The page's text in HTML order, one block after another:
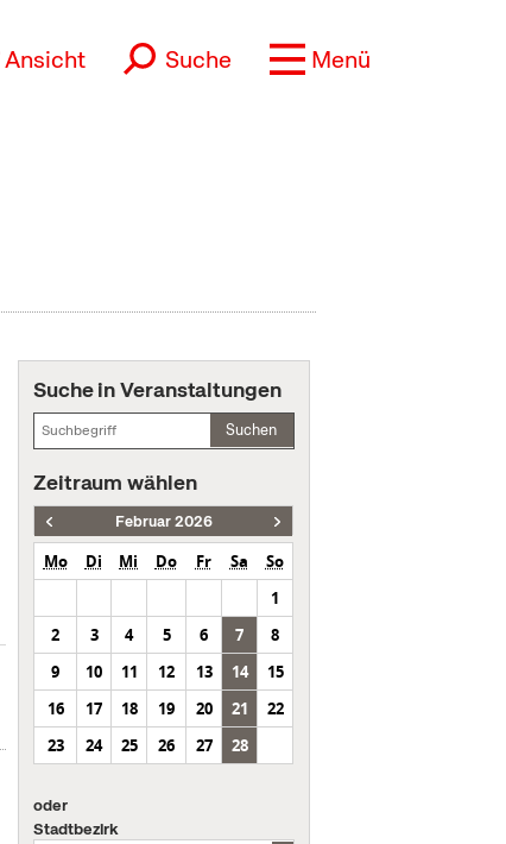
Ansicht Suche Menü
Suche in Veranstaltungen
Suchen
Zeitraum wählen
Februar 2026
Mo Di Mi Do Fr Sa
So
1
2
3 4 5 6 7
8
9
10 11 12 13 14
15
16
17 18 19 20 21
22
23
24 25 26 27 28
oder
Stadtbezirk